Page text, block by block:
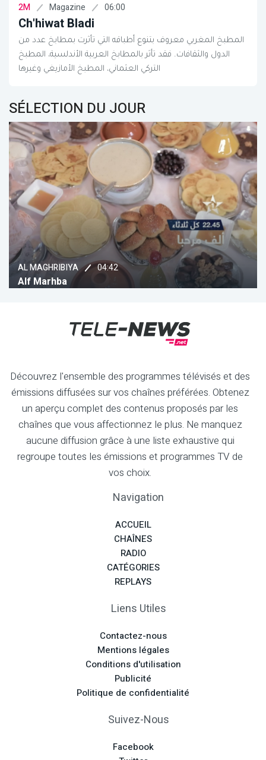
2M Magazine 06:00
Ch'hiwat Bladi
المطبخ المغربي معروف بتنوع أطباقه التي تأثرت بمطابخ عدد من
الدول والثقافات. فقد تأثر بالمطابخ العربية الأندلسية، المطبخ
التركي العثماني، المطبخ الأمازيغي وغيرها
SÉLECTION DU JOUR
Chada 04:45
Musique Chada Tv
Découvrez l'ensemble des programmes télévisés et des
émissions diffusées sur vos chaînes préférées. Obtenez
un aperçu complet des contenus proposés par les
chaînes que vous affectionnez le plus. Ne manquez
aucune diffusion grâce à une liste exhaustive qui
regroupe toutes les émissions et programmes TV de
vos choix.
Navigation
ACCUEIL
CHAÎNES
RADIO
CATÉGORIES
REPLAYS
Liens Utiles
Contactez-nous
Mentions légales
Conditions d'utilisation
Publicité
Politique de confidentialité
Suivez-Nous
Facebook